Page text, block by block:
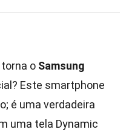
o Samsung
Este smartphone
é uma verdadeira
uma tela Dynamic